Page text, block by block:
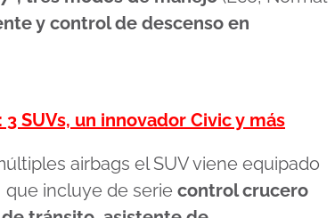
y control de descenso en
SUVs, un innovador Civic y más
airbags el SUV viene equipado
que incluye de serie control crucero